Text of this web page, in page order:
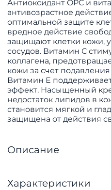
Антиоксидант OPC и
антивозрастное
оптимальной защите
вредное действие
защищают клетки кожи,
сосудов. Витамин С
коллагена,
кожи за счет
Витамин Е
эффект. Насыщенный
недостаток липидов в
становится мягкой и
защищена от действия
Описание
Характеристики